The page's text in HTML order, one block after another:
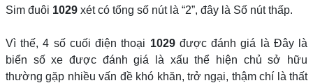
Sim đuôi 1029 xét có tổng số nút là “2”, đây là Số nút thấp.
Vì thế, 4 số cuối điện thoại 1029được đánh giá là Đây là
biển số xe được đánh giá là xấu thể hiện chủ sở hữu
thường gặp nhiều vấn đề khó khăn, trở ngại, thậm chí là thất